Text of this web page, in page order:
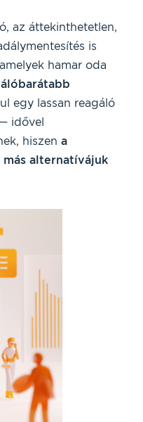
az áttekinthetetlen,
is
hamar oda
egy lassan reagáló
idővel
hiszen a
alternatívájuk